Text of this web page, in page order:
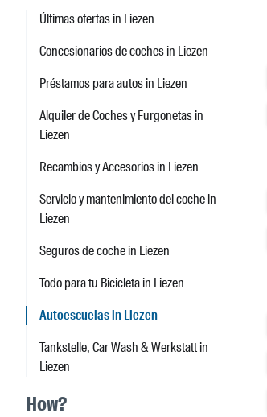
Últimas ofertas in Liezen
Concesionarios de coches in Liezen
Préstamos para autos in Liezen
Alquiler de Coches y Furgonetas in
Liezen
Recambios y Accesorios in Liezen
Servicio y mantenimiento del coche in
Liezen
Seguros de coche in Liezen
Todo para tu Bicicleta in Liezen
Autoescuelas in Liezen
Tankstelle, Car Wash & Werkstatt in
Liezen
How?